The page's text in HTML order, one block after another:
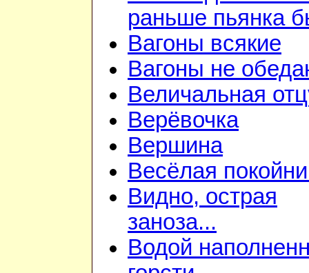
раньше пьянка
Вагоны всякие
Вагоны не
Величальная
Верёвочка
Вершина
Весёлая
Видно, острая
заноза...
Водой